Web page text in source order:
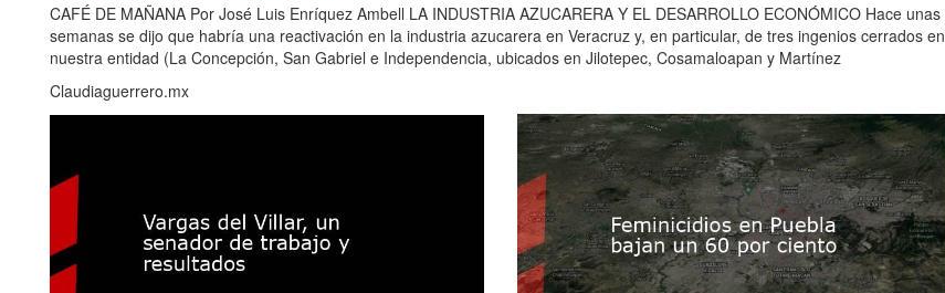
CAFÉ DE MAÑANA Por José Luis Enríquez Ambell LA INDUSTRIA AZUCARERA Y EL DESARROLLO ECONÓMICO Hace unas
semanas se dijo que habría una reactivación en la industria azucarera en Veracruz y, en particular, de tres ingenios cerrados en
nuestra entidad (La Concepción, San Gabriel e Independencia, ubicados en Jilotepec, Cosamaloapan y Martínez
Claudiaguerrero.mx